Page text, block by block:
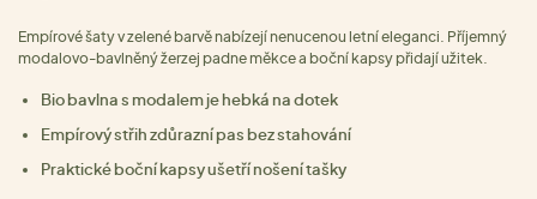
Empírové šaty v zelené barvě nabízejí nenucenou letní eleganci. Příjemný
modalovo-bavlněný žerzej padne měkce a boční kapsy přidají užitek.
Bio bavlna s modalem je hebká na dotek
Empírový střih zdůrazní pas bez stahování
Praktické boční kapsy ušetří nošení tašky